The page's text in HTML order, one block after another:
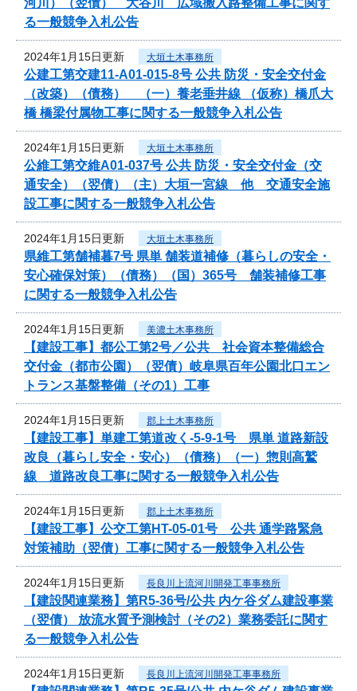
る一般競争入札公告
2024年1月15日更新 大垣土木事務所
公建工第交建11-A01-015-8号 公共 防災・安全交付金
（改築）（債務） （一）養老垂井線 （仮称）橋爪大
橋 橋梁付属物工事に関する一般競争入札公告
2024年1月15日更新 大垣土木事務所
公維工第交維A01-037号 公共 防災・安全交付金（交
通安全）（翌債）（主）大垣一宮線 他 交通安全施
設工事に関する一般競争入札公告
2024年1月15日更新 大垣土木事務所
県維工第舗補暮7号 県単 舗装道補修（暮らしの安全・
安心確保対策）（債務）（国）365号 舗装補修工事
に関する一般競争入札公告
2024年1月15日更新 美濃土木事務所
【建設工事】都公工第2号／公共 社会資本整備総合
交付金（都市公園）（翌債）岐阜県百年公園北口エン
トランス基盤整備（その1）工事
2024年1月15日更新 郡上土木事務所
【建設工事】単建工第道改く-5-9-1号 県単 道路新設
改良（暮らし安全・安心）（債務）（一）惣則高鷲
線 道路改良工事に関する一般競争入札公告
2024年1月15日更新 郡上土木事務所
【建設工事】公交工第HT-05-01号 公共 通学路緊急
対策補助（翌債）工事に関する一般競争入札公告
2024年1月15日更新 長良川上流河川開発工事事務所
【建設関連業務】第R5-36号/公共 内ケ谷ダム建設事業
（翌債） 放流水質予測検討（その2）業務委託に関す
る一般競争入札公告
2024年1月15日更新 長良川上流河川開発工事事務所